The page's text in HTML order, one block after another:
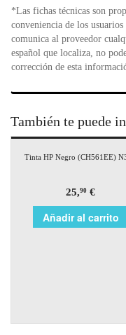
*Las fichas técnicas son
conveniencia de los
comunica al proveedor
español que localiza, no
corrección de esta
También te puede
Tinta HP Negro (CH561EE)
25,90 €
Añadir al carrito